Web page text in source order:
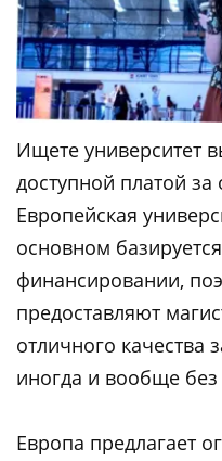
Ищете университет
доступной платой
Европейская
основном
финансировании,
предоставляют
отличного качества
иногда и вообще
Европа предлагает